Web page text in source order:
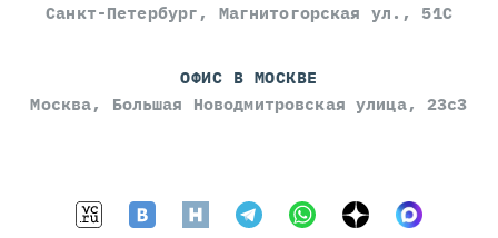
Санкт-Петербург, Магнитогорская ул., 51С
ОФИС В МОСКВЕ
Москва, Большая Новодмитровская улица, 23с3